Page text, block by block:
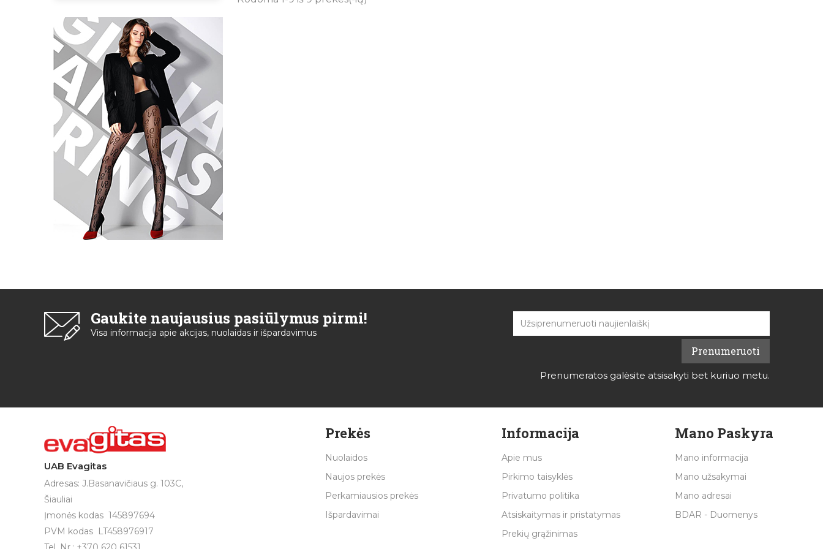
Gaukite naujausius pasiūlymus pirmi!
Visa informacija apie akcijas, nuolaidas ir išpardavimus
Prenumeratos galėsite atsisakyti bet kuriuo metu.
UAB Evagitas
Adresas: J.Basanavičiaus g. 103C,
Šiauliai
Įmonės kodas 145897694
PVM kodas LT458976917
Prekės
Nuolaidos
Naujos prekės
Perkamiausios prekės
Išpardavimai
Informacija
Apie mus
Pirkimo taisyklės
Privatumo politika
Atsiskaitymas ir pristatymas
Prekių grąžinimas
Mano Paskyra
Mano informacija
Mano užsakymai
Mano adresai
BDAR - Duomenys